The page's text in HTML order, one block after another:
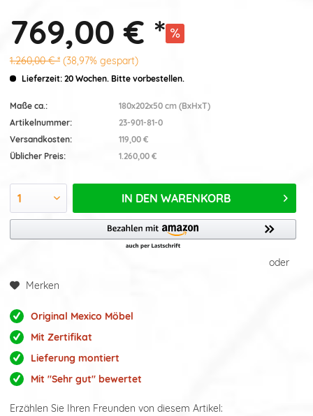
769,00 € *
1.260,00 € * (38,97% gespart)
Lieferzeit: 20 Wochen. Bitte vorbestellen.
Maße ca.:
180x202x50 cm (BxHxT)
Artikelnummer:
23-901-81-0
Versandkosten:
119,00 €
Üblicher Preis:
1.260,00 €
IN DEN WARENKORB
oder
Merken
Original Mexico Möbel
Mit Zertifikat
Lieferung montiert
Mit "Sehr gut" bewertet
Erzählen Sie Ihren Freunden von diesem Artikel: